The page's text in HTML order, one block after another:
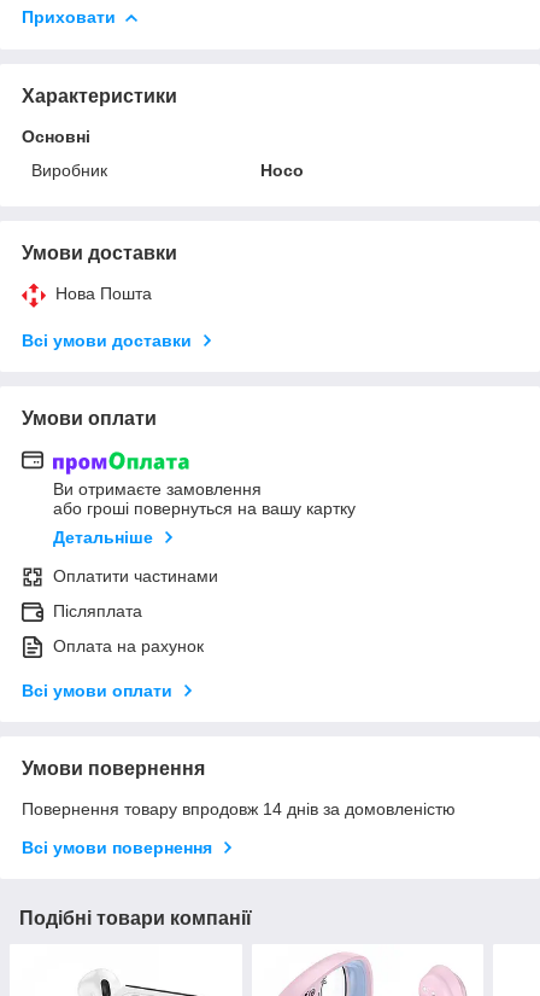
Приховати
Характеристики
Основні
Виробник
Hoco
Умови доставки
Нова Пошта
Всі умови доставки
Умови оплати
Ви отримаєте замовлення
або гроші повернуться на вашу картку
Детальніше
Оплатити частинами
Післяплата
Оплата на рахунок
Всі умови оплати
Умови повернення
Повернення товару впродовж 14 днів за домовленістю
Всі умови повернення
Подібні товари компанії